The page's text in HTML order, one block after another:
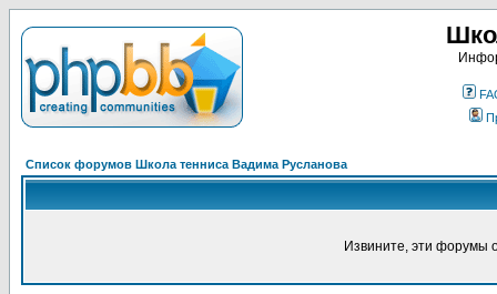
Список форумов Школа тенниса Вадима Русланова
Извините, эти форумы